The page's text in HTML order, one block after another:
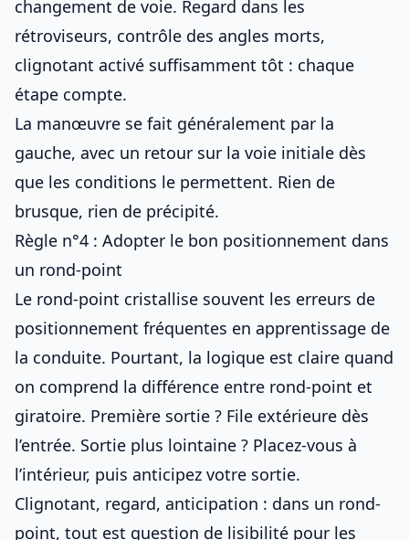
changement de voie. Regard dans les
rétroviseurs, contrôle des angles morts,
clignotant activé suffisamment tôt : chaque
étape compte.
La manœuvre se fait généralement par la
gauche, avec un retour sur la voie initiale dès
que les conditions le permettent. Rien de
brusque, rien de précipité.
Règle n°4 : Adopter le bon positionnement dans
un rond-point
Le rond-point cristallise souvent les erreurs de
positionnement fréquentes en apprentissage de
la conduite. Pourtant, la logique est claire quand
on comprend la différence entre rond-point et
giratoire. Première sortie ? File extérieure dès
l’entrée. Sortie plus lointaine ? Placez-vous à
l’intérieur, puis anticipez votre sortie.
Clignotant, regard, anticipation : dans un rond-
point, tout est question de lisibilité pour les